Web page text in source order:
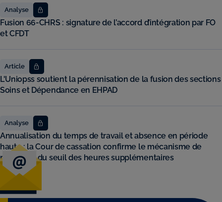
Analyse
Fusion 66-CHRS : signature de l’accord d’intégration par FO
et CFDT
Article
L'Uniopss soutient la pérennisation de la fusion des sections
Soins et Dépendance en EHPAD
Analyse
Annualisation du temps de travail et absence en période
haute : la Cour de cassation confirme le mécanisme de
réduction du seuil des heures supplémentaires